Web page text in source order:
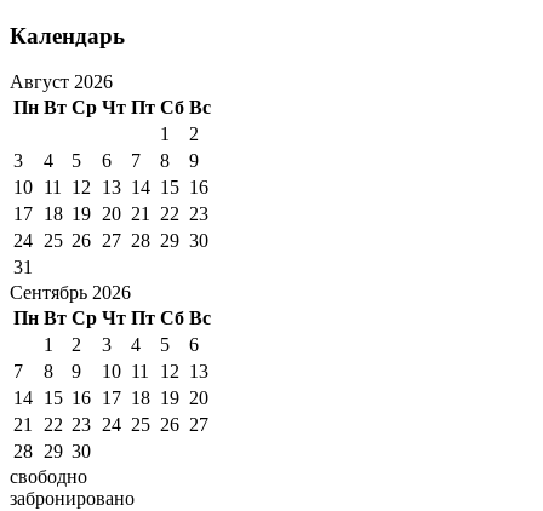
Календарь
Август 2026
Пн Вт Ср Чт Пт Сб Вс
1
2
3
4 5 6 7 8
9
10 11 12 13 14 15 16
17 18 19 20 21 22 23
24 25 26 27 28 29 30
31
Сентябрь 2026
Пн Вт Ср Чт Пт Сб Вс
1
2 3 4 5
6
7
8 9 10 11 12 13
14 15 16 17 18 19 20
21
22 23 24 25 26 27
28 29 30
свободно
забронировано